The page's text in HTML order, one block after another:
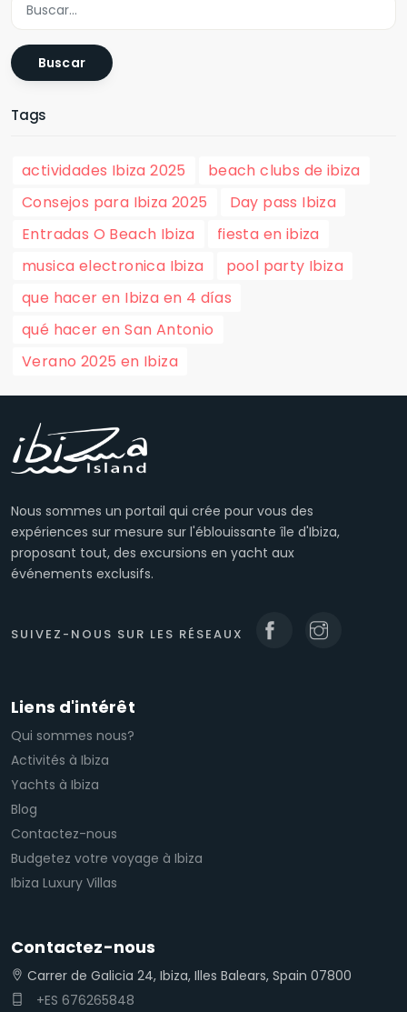
Buscar
Tags
actividades Ibiza 2025
beach clubs de ibiza
Consejos para Ibiza 2025
Day pass Ibiza
Entradas O Beach Ibiza
fiesta en ibiza
musica electronica Ibiza
pool party Ibiza
que hacer en Ibiza en 4 días
qué hacer en San Antonio
Verano 2025 en Ibiza
Nous sommes un portail qui crée pour vous des
expériences sur mesure sur l'éblouissante île d'Ibiza,
proposant tout, des excursions en yacht aux
événements exclusifs.
SUIVEZ-NOUS SUR LES RÉSEAUX
Liens d'intérêt
Qui sommes nous?
Activités à Ibiza
Yachts à Ibiza
Blog
Contactez-nous
Budgetez votre voyage à Ibiza
Ibiza Luxury Villas
Contactez-nous
Carrer de Galicia 24, Ibiza, Illes Balears, Spain 07800
+ES 676265848